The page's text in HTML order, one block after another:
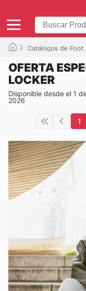
Catálogos de Foot
OFERTA
LOCKER
Disponible desde el 1
2026
1